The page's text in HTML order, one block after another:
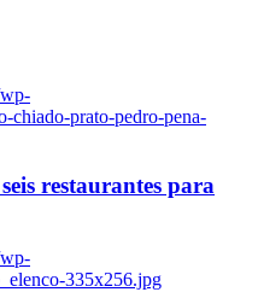
chiado-prato-pedro-pena-
restaurantes para
335x256.jpg